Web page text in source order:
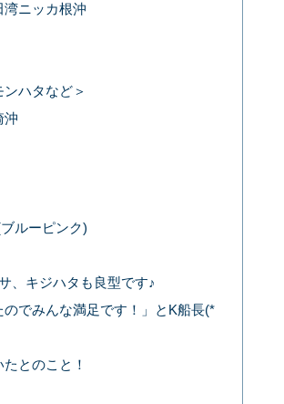
湾ニッカ根沖
ハタなど＞
沖
ルーピンク)
、キジハタも良型です♪
のでみんな満足です！」とK船長(*
とのこと！